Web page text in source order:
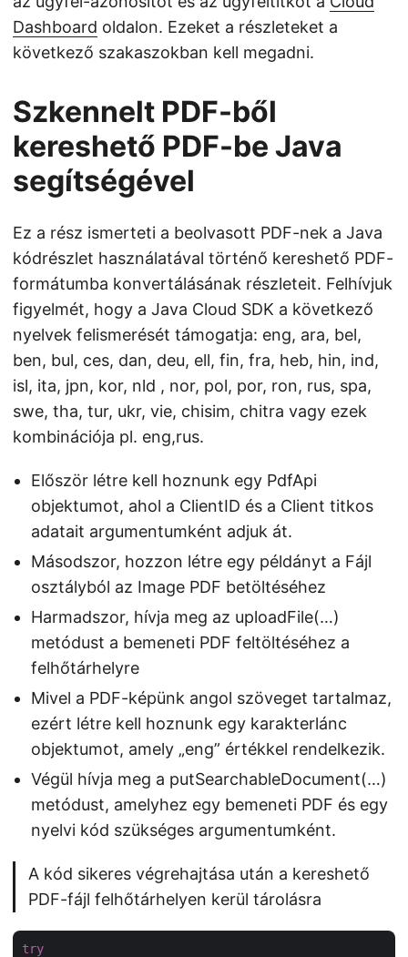
Dashboard oldalon. Ezeket a részleteket a
következő szakaszokban kell megadni.
Szkennelt PDF-ből
kereshető PDF-be Java
segítségével
Ez a rész ismerteti a beolvasott PDF-nek a Java
kódrészlet használatával történő kereshető PDF-
formátumba konvertálásának részleteit. Felhívjuk
figyelmét, hogy a Java Cloud SDK a következő
nyelvek felismerését támogatja: eng, ara, bel,
ben, bul, ces, dan, deu, ell, fin, fra, heb, hin, ind,
isl, ita, jpn, kor, nld , nor, pol, por, ron, rus, spa,
swe, tha, tur, ukr, vie, chisim, chitra vagy ezek
kombinációja pl. eng,rus.
Először létre kell hoznunk egy PdfApi
objektumot, ahol a ClientID és a Client titkos
adatait argumentumként adjuk át.
Másodszor, hozzon létre egy példányt a Fájl
osztályból az Image PDF betöltéséhez
Harmadszor, hívja meg az uploadFile(…)
metódust a bemeneti PDF feltöltéséhez a
felhőtárhelyre
Mivel a PDF-képünk angol szöveget tartalmaz,
ezért létre kell hoznunk egy karakterlánc
objektumot, amely „eng” értékkel rendelkezik.
Végül hívja meg a putSearchableDocument(…)
metódust, amelyhez egy bemeneti PDF és egy
nyelvi kód szükséges argumentumként.
A kód sikeres végrehajtása után a kereshető
PDF-fájl felhőtárhelyen kerül tárolásra
try